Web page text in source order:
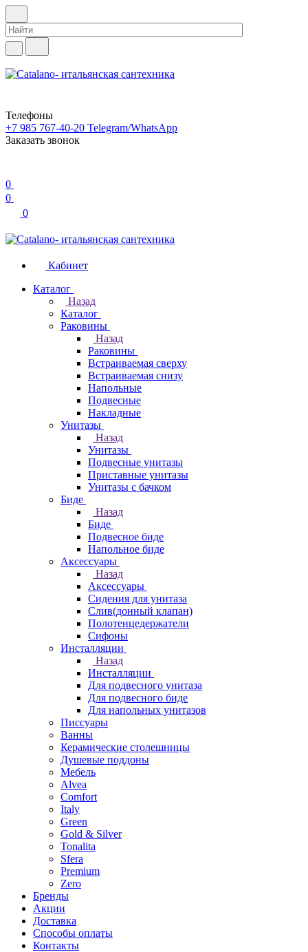
Телефоны
+7 985 767-40-20 Telegram/WhatsApp
Заказать звонок
0
0
0
Кабинет
Каталог
Назад
Каталог
Раковины
Назад
Раковины
Встраиваемая сверху
Встраиваемая снизу
Напольные
Подвесные
Накладные
Унитазы
Назад
Унитазы
Подвесные унитазы
Приставные унитазы
Унитазы с бачком
Биде
Назад
Биде
Подвесное биде
Напольное биде
Аксессуары
Назад
Аксессуары
Сидения для унитаза
Слив(донный клапан)
Полотенцедержатели
Сифоны
Инсталляции
Назад
Инсталляции
Для подвесного унитаза
Для подвесного биде
Для напольных унитазов
Писсуары
Ванны
Керамические столешницы
Душевые поддоны
Мебель
Alvea
Comfort
Italy
Green
Gold & Silver
Tonalita
Sfera
Premium
Zero
Бренды
Акции
Доставка
Способы оплаты
Контакты